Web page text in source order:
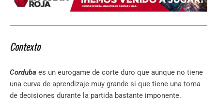
Contexto
Corduba es un eurogame de corte duro que aunque no tiene
una curva de aprendizaje muy grande si que tiene una toma
de decisiones durante la partida bastante imponente.